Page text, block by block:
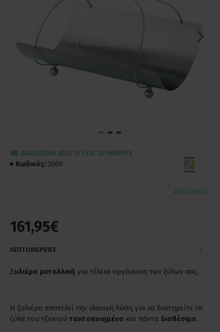
161,95€
ΔΙΑΘΈΣΙΜΟ ΑΠΌ 10 ΈΩΣ 30 ΗΜΈΡΕΣ
Κωδικός: 2000
Zogometal
ΛΕΠΤΟΜΕΡΕΙΕΣ
Ξυλιέρα μεταλλική για τέλεια οργάνωση των ξύλων σας.
Η ξυλιέρα αποτελεί την ιδανική λύση για να διατηρείτε τα
ξύλα του τζακιού τακτοποιημένα και πάντα διαθέσιμα.